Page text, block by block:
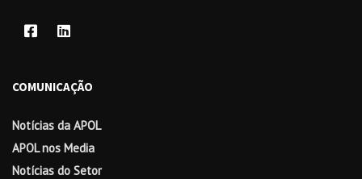
COMUNICAÇÃO
Notícias da APOL
APOL nos Media
Notícias do Setor